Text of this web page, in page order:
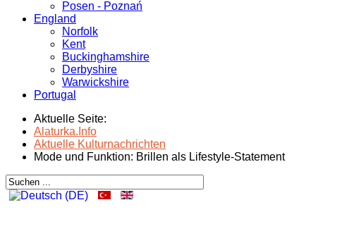
Posen - Poznań
England
Norfolk
Kent
Buckinghamshire
Derbyshire
Warwickshire
Portugal
Aktuelle Seite:
Alaturka.Info
Aktuelle Kulturnachrichten
Mode und Funktion: Brillen als Lifestyle-Statement